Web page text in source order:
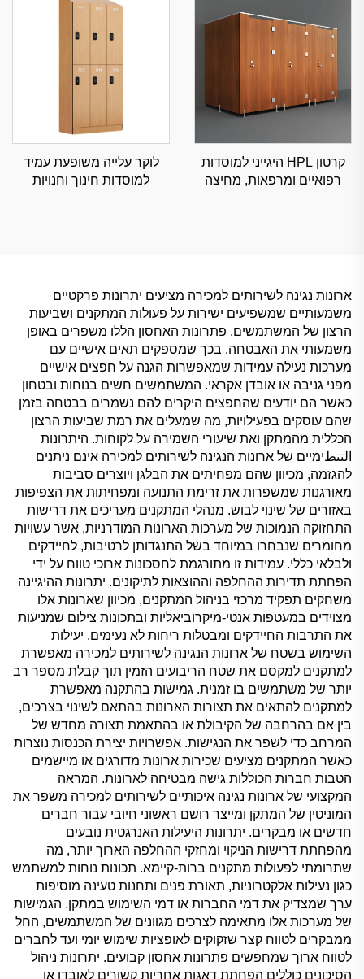
קרטון HPL היגייני למוסדות
רפואיים ומרפאות, מחיצה
לוקר עלייה משופעת עמיד
למוסדות חינוך וחנויות
ארונות נגינה לשירותים למכירה מציעים יתרונות פרקטיים
משמעותיים שמשפיעים ישירות על פעולות המתקנים ושביעות
הרצון של המשתמשים. פתרונות האחסון הללו משפרים באופן
משמעותי את האבטחה, בכך שמספקים תאים אישיים עם
מערכות נעילה עמידות שמאפשרות הגנה על חפצים אישיים
מפני גניבה או אובדן אקראי. המשתמשים חשים בנוחות ובטחון
כאשר הם יודעים שהחפצים היקרים להם נשמרים בבטחה בזמן
שהם עוסקים בפעילויות, מה שמעלים את רמת שביעות הרצון
הכללית מהמתקן ואת שיעורי השמירה על לקוחות. היתרונות
التنظימיים של ארונות הנגינה לשירותים למכירה אינם ניתנים
להגזמה, מכיוון שהם מפחיתים את הבלגן ויוצרים סביבות
מאורגנות שמשפרות את זרימת התנועה ומפחיתות את הצפיפות
באזורים של שינוי לבוש. מנהלי המתקנים מעריכים את דרישות
התחזוקה הנמוכות של מערכות הארונות המודרניות, אשר עשויות
מחומרים שנבחרו במיוחד בשל התנגדותן לרטיבות, לחיידקים
ולבלאי כללי. עמידות זו מתורגמת לחסכונות ארוכי טווח על ידי
הפחתת תדירות ההחלפה וההוצאות לתיקונים. יתרונות ההיגיינה
משחקים תפקיד מרכזי בניהול המתקנים, מכיוון שארונות אלו
מצוידים במעטפות אנטי-מיקרוביאליות ובתכונות צילום שמניעות
את התרבות החיידקים ומבטלות ריחות לא נעימים. יעילות
השימוש בשטח של ארונות הנגינה לשירותים למכירה מאפשרת
למתקנים למקסם את שטח הריבועים הזמין תוך קבלת מספר רב
יותר של משתמשים בו זמנית. גמישות בהתקנה מאפשרת
למתקנים להתאים את תצורות הארונות בהתאם לשינוי בצרכים,
בין אם בהרחבה של הקיבולת או בהתאמת תצורה מחדש של
המרחב כדי לשפר את הנגישות. אפשרויות יצירת הכנסות נוצרות
כאשר המתקנים מציעים שכירות ארונות מדורגים או מיישמים
הטבות חברות הכוללות גישה מבטיחה לארונות. המראה
המקצועי של ארונות נגינה איכותיים לשירותים למכירה משפר את
המוניטין של המתקן ומייצר רושם ראשוני חיובי עבור חברים
חדשים או מבקרים. יתרונות היעילות האנרגטית נובעים
מהפחתת דרישות הניקוי ומחזקי ההחלפה הארוך יותר, מה
שתרומתי לפעולות מתקנים ברות-קיימא. תכונות נוחות למשתמש
כגון נעילות אלקטרוניות, תאורת פנים ותחנות טעינה מוסיפות
ערך שמצדיק את דמי החברות או דמי השימוש במתקן. הגמישות
של מערכות אלו מתאימה לצרכים מגוונים של המשתמשים, החל
ממבקרים לטווח קצר שזקוקים לאופציות שימוש יומי ועד לחברים
לטווח ארוך שמחפשים פתרונות אחסון קבועים. יתרונות ניהול
הסיכונים כוללים הפחתת דאגות אחריות קשורים לאובדן או